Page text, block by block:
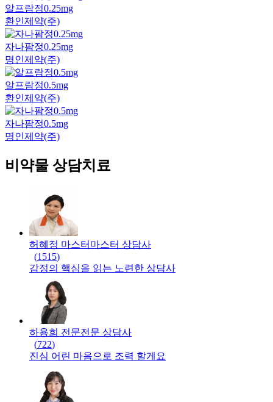
알프람정0.25mg
환인제약(주)
자나팜정0.25mg
명인제약(주)
알프람정0.5mg
환인제약(주)
자나팜정0.5mg
명인제약(주)
비약물 상담치료
허혜정 마스터 마스터 상담사
(1515)
감정의 핵심을 읽는 노련한 상담사
하용희 전문전문 상담사
(722)
진심 어린 마음으로 조력 할게요